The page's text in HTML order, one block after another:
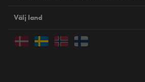
Välj land